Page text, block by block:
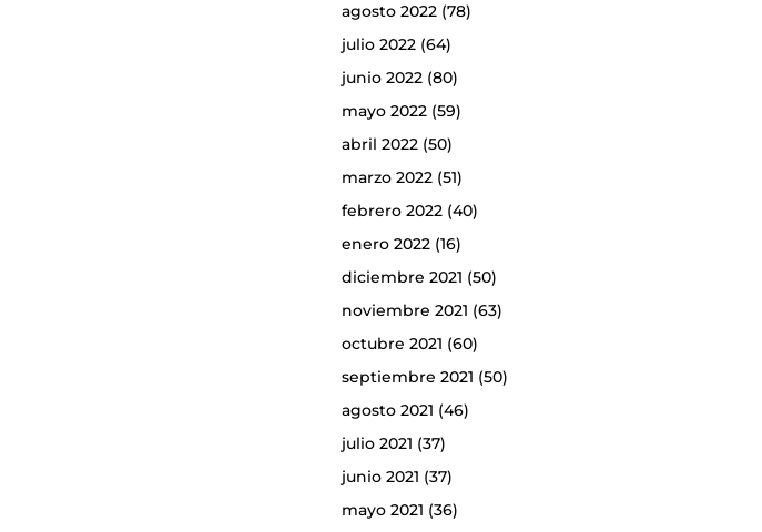
agosto 2022(78)
julio 2022(64)
junio 2022(80)
mayo 2022(59)
abril 2022(50)
marzo 2022(51)
febrero 2022(40)
enero 2022(16)
diciembre 2021 (50)
noviembre 2021 (63)
octubre 2021 (60)
septiembre 2021 (50)
agosto 2021 (46)
julio 2021 (37)
junio 2021 (37)
mayo 2021 (36)